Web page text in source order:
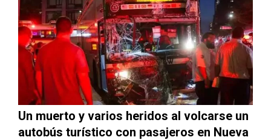
Un muerto y varios heridos al volcarse un
autobús turístico con pasajeros en Nueva